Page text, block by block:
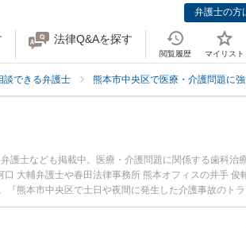
弁護士の方
法律Q&Aを探す
閲覧履歴 マイリスト
談できる弁護士 熊本市中央区で医療・介護問題に
護士なども掲載中。医療・介護問題に関係する歯科治
大輔弁護士や春田法律事務所 熊本オフィスの井手 俊
熊本市中央区で土日や夜間に発生した介護事故のト
で介護事故を法律相談できる熊本市中央区内の弁護士